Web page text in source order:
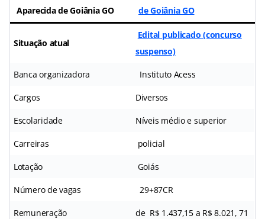
Aparecida de Goiânia GO
de Goiânia GO
Situação atual
Edital publicado (concurso
suspenso)
Banca organizadora Instituto Acess
Cargos Diversos
Escolaridade Níveis médio e superior
Carreiras policial
Lotação Goiás
Número de vagas 29+87CR
Remuneração de R$ 1.437,15 a R$ 8.021, 71